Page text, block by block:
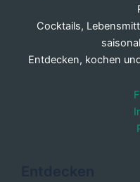
Cocktails,
Entdecken, kochen